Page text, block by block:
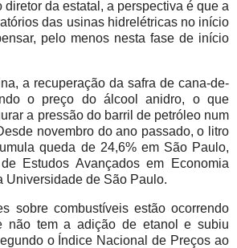
diretor da estatal, a perspectiva é que a
das usinas hidrelétricas no início
pelo menos nesta fase de início
a recuperação da safra de cana-de-
o preço do álcool anidro, o que
a pressão do barril de petróleo num
novembro do ano passado, o litro
queda de 24,6% em São Paulo,
Estudos Avançados em Economia
Universidade de São Paulo.
sobre combustíveis estão ocorrendo
não tem a adição de etanol e subiu
o Índice Nacional de Preços ao